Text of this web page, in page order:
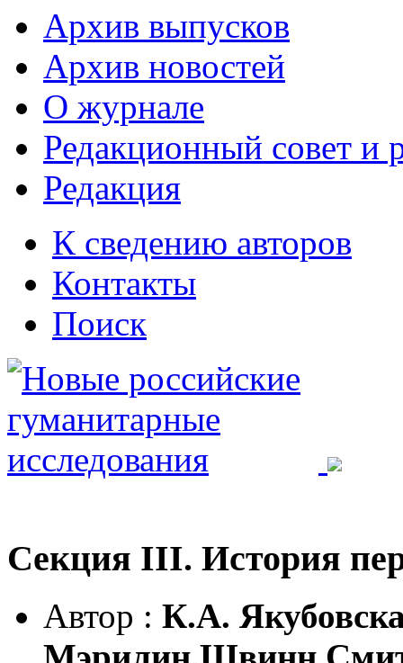
Архив выпусков
Архив новостей
О журнале
Редакционный совет и
Редакция
К сведению авторов
Контакты
Поиск
Секция III. История
Автор : К.А.